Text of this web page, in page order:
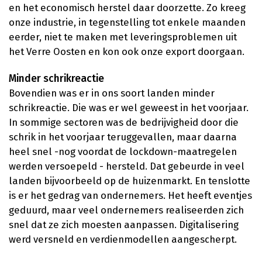
en het economisch herstel daar doorzette. Zo kreeg
onze industrie, in tegenstelling tot enkele maanden
eerder, niet te maken met leveringsproblemen uit
het Verre Oosten en kon ook onze export doorgaan.
Minder schrikreactie
Bovendien was er in ons soort landen minder
schrikreactie. Die was er wel geweest in het voorjaar.
In sommige sectoren was de bedrijvigheid door die
schrik in het voorjaar teruggevallen, maar daarna
heel snel -nog voordat de lockdown-maatregelen
werden versoepeld - hersteld. Dat gebeurde in veel
landen bijvoorbeeld op de huizenmarkt. En tenslotte
is er het gedrag van ondernemers. Het heeft eventjes
geduurd, maar veel ondernemers realiseerden zich
snel dat ze zich moesten aanpassen. Digitalisering
werd versneld en verdienmodellen aangescherpt.